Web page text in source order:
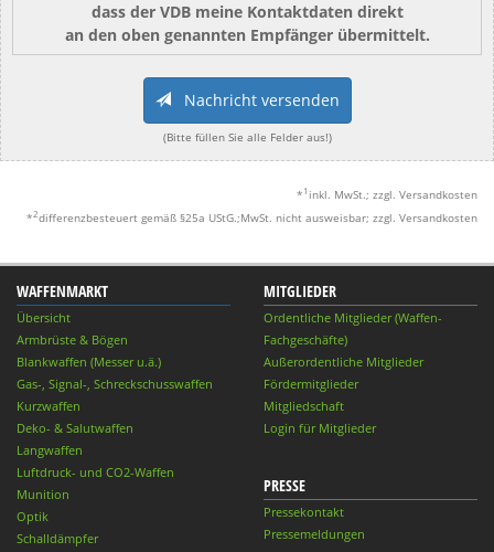
dass der VDB meine Kontaktdaten direkt
an den oben genannten Empfänger übermittelt.
Nachricht versenden
(Bitte füllen Sie alle Felder aus!)
* 1 inkl. MwSt.; zzgl. Versandkosten
*2differenzbesteuert gemäß §25a UStG.;MwSt. nicht ausweisbar; zzgl. Versandkosten
WAFFENMARKT
Übersicht
Armbrüste & Bögen
Blankwaffen (Messer u.ä.)
Gas-, Signal-, Schreckschusswaffen
Kurzwaffen
Deko- & Salutwaffen
Langwaffen
Luftdruck- und CO2-Waffen
Munition
Optik
Schalldämpfer
MITGLIEDER
Ordentliche Mitglieder (Waffen-
Fachgeschäfte)
Außerordentliche Mitglieder
Fördermitglieder
Mitgliedschaft
Login für Mitglieder
PRESSE
Pressekontakt
Pressemeldungen